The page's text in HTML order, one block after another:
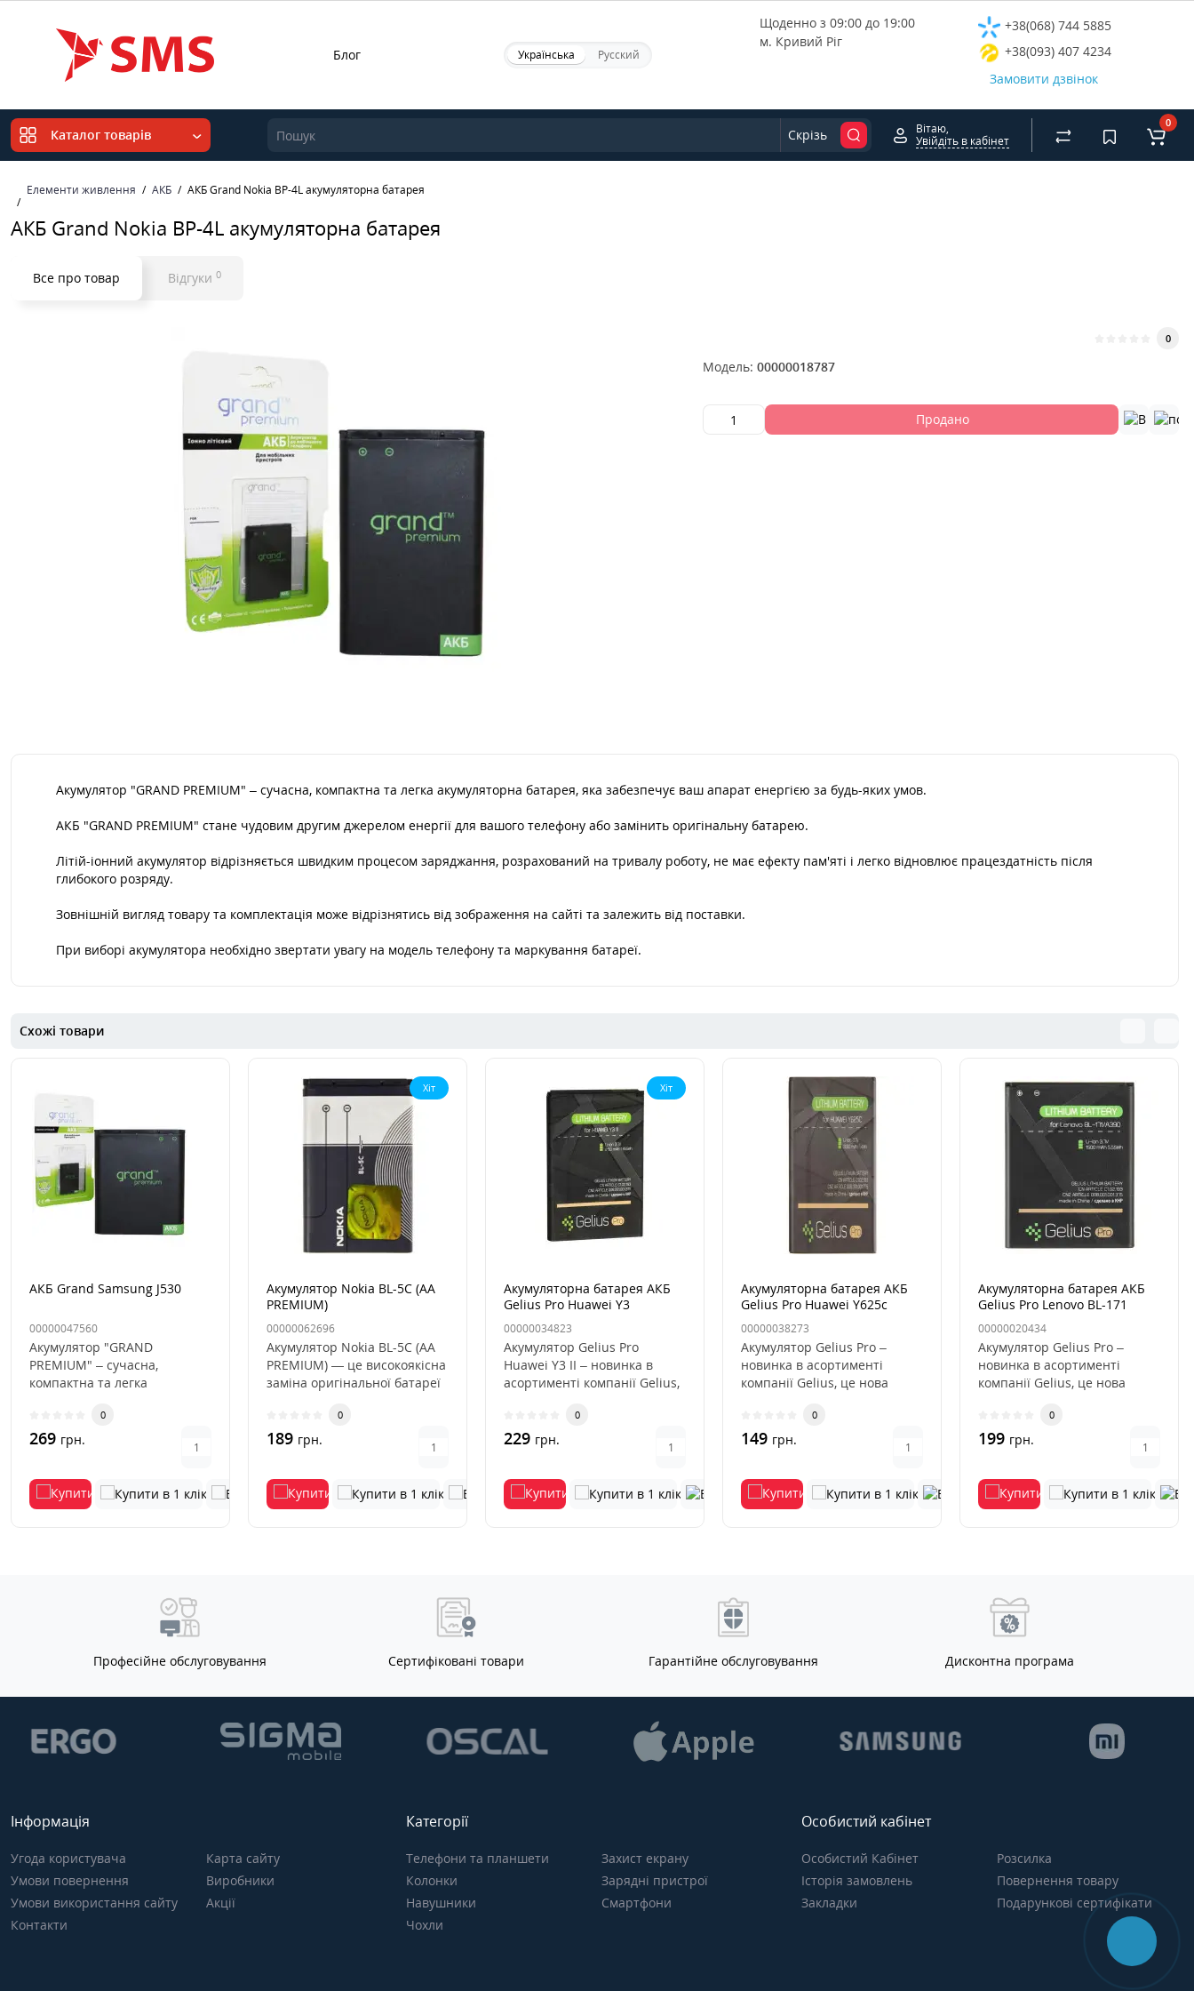
Блог Українська Русский
Щоденно з 09:00 до 19:00
м. Кривий Ріг
+38(068) 744 5885
+38(093) 407 4234
Замовити дзвінок
Каталог товарів Скрізь
Вітаю,
Увійдіть в кабінет
0
Елементи живлення АКБ АКБ Grand Nokia BP-4L акумуляторна батарея
АКБ Grand Nokia BP-4L акумуляторна батарея
Все про товар Відгуки 0
0
Модель: 00000018787
Продано
Акумулятор "GRAND PREMIUM" – сучасна, компактна та легка акумуляторна батарея, яка забезпечує ваш апарат енергією за будь-яких умов.
АКБ "GRAND PREMIUM" стане чудовим другим джерелом енергії для вашого телефону або замінить оригінальну батарею.
Літій-іонний акумулятор відрізняється швидким процесом заряджання, розрахований на тривалу роботу, не має ефекту пам'яті і легко відновлює працездатність після
глибокого розряду.
Зовнішній вигляд товару та комплектація може відрізнятись від зображення на сайті та залежить від поставки.
При виборі акумулятора необхідно звертати увагу на модель телефону та маркування батареї.
Схожі товари
АКБ Grand Samsung J530
00000047560
Акумулятор "GRAND
PREMIUM" – сучасна,
компактна та легка
забезпечує ваш ап..
0
269 грн.
Хіт
Акумулятор Nokia BL-5C (AA
PREMIUM)
00000062696
Акумулятор Nokia BL-5C (AA
PREMIUM) — це високоякісна
заміна оригінальної батареї
0
189 грн.
Хіт
Акумуляторна батарея АКБ
Gelius Pro Huawei Y3
II/G610/G700/G710
(HB505076RBC)
00000034823
Акумулятор Gelius Pro
Huawei Y3 II – новинка в
асортименті компанії Gelius,
0
229 грн.
Акумуляторна батарея АКБ
Gelius Pro Huawei Y625с
(2000mAh)
00000038273
Акумулятор Gelius Pro –
новинка в асортименті
компанії Gelius, це нова
0
149 грн.
Акумуляторна батарея АКБ
Gelius Pro Lenovo BL-171
(A319/A390)
00000020434
Акумулятор Gelius Pro –
новинка в асортименті
компанії Gelius, це нова
0
199 грн.
Професійне обслуговування Сертифіковані товари Гарантійне обслуговування Дисконтна програма
Інформація
Угода користувача
Умови повернення
Умови використання сайту
Контакти
Карта сайту
Виробники
Акції
Категорії
Телефони та планшети
Колонки
Навушники
Чохли
Захист екрану
Зарядні пристрої
Смартфони
Особистий кабінет
Особистий Кабінет
Історія замовлень
Закладки
Розсилка
Повернення товару
Подарункові сертифікати